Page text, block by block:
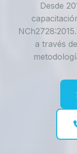
Desde
a través